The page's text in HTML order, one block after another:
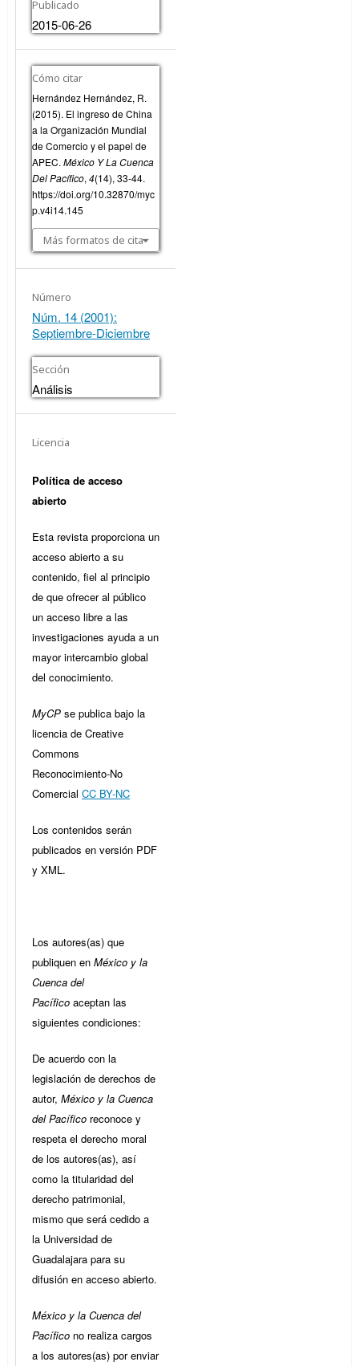
Publicado
2015-06-26
Cómo citar
Hernández Hernández, R.
(2015). El ingreso de China
a la Organización Mundial
de Comercio y el papel de
APEC. México Y La Cuenca
Del Pacífico, 4(14), 33-44.
https://doi.org/10.32870/myc
p.v4i14.145
Más formatos de cita
Número
Núm. 14 (2001):
Septiembre-Diciembre
Sección
Análisis
Licencia
Política de acceso
abierto
Esta revista proporciona un
acceso abierto a su
contenido, fiel al principio
de que ofrecer al público
un acceso libre a las
investigaciones ayuda a un
mayor intercambio global
del conocimiento.
MyCP se publica bajo la
licencia de Creative
Commons
Reconocimiento-No
Comercial CC BY-NC
Los contenidos serán
publicados en versión PDF
y XML.
Los autores(as) que
publiquen en México y la
Cuenca del
Pacífico aceptan las
siguientes condiciones:
De acuerdo con la
legislación de derechos de
autor, México y la Cuenca
del Pacífico reconoce y
respeta el derecho moral
de los autores(as), así
como la titularidad del
derecho patrimonial,
mismo que será cedido a
la Universidad de
Guadalajara para su
difusión en acceso abierto.
México y la Cuenca del
Pacífico no realiza cargos
a los autores(as) por enviar